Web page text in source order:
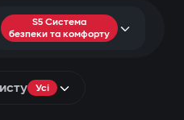
S5 Система
безпеки та комфорту
Усі